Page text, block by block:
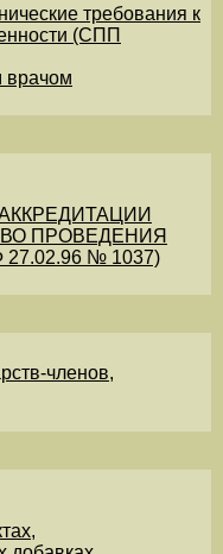
требования к
(СПП
врачом
ПРОВЕДЕНИЯ
№ 1037)
членов,